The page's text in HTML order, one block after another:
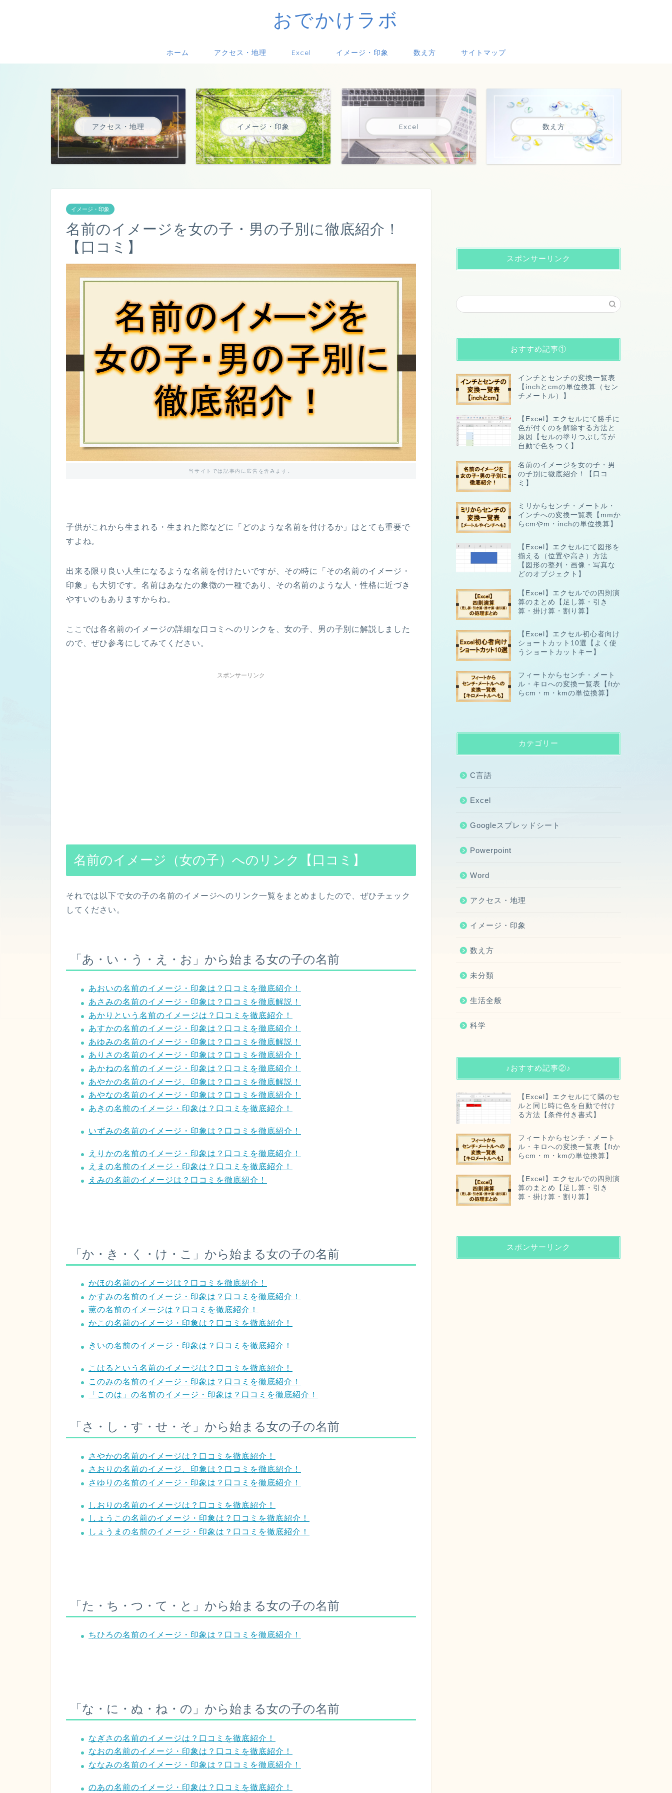
おでかけラボ
ホーム アクセス・地理 Excel イメージ・印象 数え方 サイトマップ
アクセス・地理 イメージ・印象 Excel 数え方
イメージ・印象
名前のイメージを女の子・男の子別に徹底紹介！
【口コミ】
当サイトでは記事内に広告を含みます。
子供がこれから生まれる・生まれた際などに「どのような名前を付けるか」はとても重要で
すよね。
出来る限り良い人生になるような名前を付けたいですが、その時に「その名前のイメージ・
印象」も大切です。名前はあなたの象徴の一種であり、その名前のような人・性格に近づき
やすいのもありますからね。
ここでは各名前のイメージの詳細な口コミへのリンクを、女の子、男の子別に解説しました
ので、ぜひ参考にしてみてください。
スポンサーリンク
名前のイメージ（女の子）へのリンク【口コミ】
それでは以下で女の子の名前のイメージへのリンク一覧をまとめましたので、ぜひチェック
してください。
「あ・い・う・え・お」から始まる女の子の名前
あおいの名前のイメージ・印象は？口コミを徹底紹介！
あさみの名前のイメージ・印象は？口コミを徹底解説！
あかりという名前のイメージは？口コミを徹底紹介！
あすかの名前のイメージ・印象は？口コミを徹底紹介！
あゆみの名前のイメージ・印象は？口コミを徹底解説！
ありさの名前のイメージ・印象は？口コミを徹底紹介！
あかねの名前のイメージ・印象は？口コミを徹底紹介！
あやかの名前のイメージ、印象は？口コミを徹底解説！
あやなの名前のイメージ・印象は？口コミを徹底紹介！
あきの名前のイメージ・印象は？口コミを徹底紹介！
いずみの名前のイメージ・印象は？口コミを徹底紹介！
えりかの名前のイメージ・印象は？口コミを徹底紹介！
えまの名前のイメージ・印象は？口コミを徹底紹介！
えみの名前のイメージは？口コミを徹底紹介！
「か・き・く・け・こ」から始まる女の子の名前
かほの名前のイメージは？口コミを徹底紹介！
かすみの名前のイメージ・印象は？口コミを徹底紹介！
薫の名前のイメージは？口コミを徹底紹介！
かこの名前のイメージ・印象は？口コミを徹底紹介！
きいの名前のイメージ・印象は？口コミを徹底紹介！
こはるという名前のイメージは？口コミを徹底紹介！
このみの名前のイメージ・印象は？口コミを徹底紹介！
「このは」の名前のイメージ・印象は？口コミを徹底紹介！
「さ・し・す・せ・そ」から始まる女の子の名前
さやかの名前のイメージは？口コミを徹底紹介！
さおりの名前のイメージ、印象は？口コミを徹底紹介！
さゆりの名前のイメージ・印象は？口コミを徹底紹介！
しおりの名前のイメージは？口コミを徹底紹介！
しょうこの名前のイメージ・印象は？口コミを徹底紹介！
しょうまの名前のイメージ・印象は？口コミを徹底紹介！
「た・ち・つ・て・と」から始まる女の子の名前
ちひろの名前のイメージ・印象は？口コミを徹底紹介！
「な・に・ぬ・ね・の」から始まる女の子の名前
なぎさの名前のイメージは？口コミを徹底紹介！
なおの名前のイメージ・印象は？口コミを徹底紹介！
ななみの名前のイメージ・印象は？口コミを徹底紹介！
のあの名前のイメージ・印象は？口コミを徹底紹介！
スポンサーリンク
おすすめ記事①
インチとセンチの変換一覧表
【inchとcmの単位換算（セン
チメートル）】
【Excel】エクセルにて勝手に
色が付くのを解除する方法と
原因【セルの塗りつぶし等が
自動で色をつく】
名前のイメージを女の子・男
の子別に徹底紹介！【口コ
ミ】
ミリからセンチ・メートル・
インチへの変換一覧表【mmか
らcmやm・inchの単位換算】
【Excel】エクセルにて図形を
揃える（位置や高さ）方法
【図形の整列・画像・写真な
どのオブジェクト】
【Excel】エクセルでの四則演
算のまとめ【足し算・引き
算・掛け算・割り算】
【Excel】エクセル初心者向け
ショートカット10選【よく使
うショートカットキー】
フィートからセンチ・メート
ル・キロへの変換一覧表【ftか
らcm・m・kmの単位換算】
カテゴリー
C言語
Excel
Googleスプレッドシート
Powerpoint
Word
アクセス・地理
イメージ・印象
数え方
未分類
生活全般
科学
♪おすすめ記事②♪
【Excel】エクセルにて隣のセ
ルと同じ時に色を自動で付け
る方法【条件付き書式】
フィートからセンチ・メート
ル・キロへの変換一覧表【ftか
らcm・m・kmの単位換算】
【Excel】エクセルでの四則演
算のまとめ【足し算・引き
算・掛け算・割り算】
スポンサーリンク